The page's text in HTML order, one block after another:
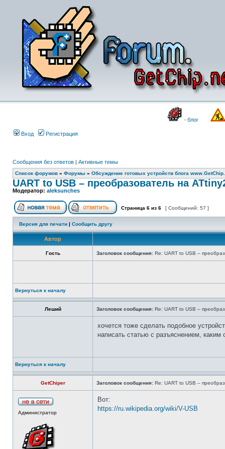
- блог
Вход Регистрация
Сообщения без ответов | Активные темы
Список форумов » Форумы » Обсуждение готовых устройств блога
UART to USB – преобразователь на
Модератор: aleksunches
Страница 6 из 6 [ Сообщений: 57 ]
Версия для печати | Сообщить другу
Автор
Гость Заголовок сообщения: Re: UART to USB –
Вернуться к началу
Леший Заголовок сообщения: Re: UART to USB –
хочется тоже сделать подобное
написать статью с разъяснением,
Вернуться к началу
GetChiper Заголовок сообщения: Re: UART to USB –
Администратор
Вот:
https://ru.wikipedia.org/wiki/V-USB